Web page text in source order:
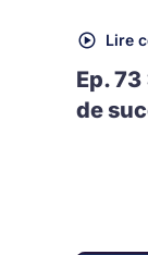
Lire
Ep.
de